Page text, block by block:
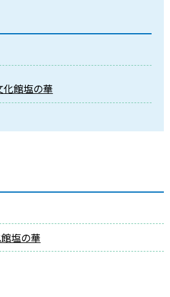
化館塩の華
塩の華